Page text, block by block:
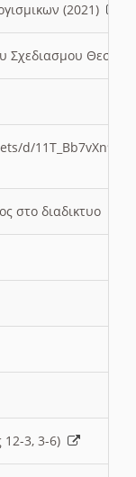
(2021)
Σχεδιασμου
d/
στο διαδικτυο
3, 3-6)